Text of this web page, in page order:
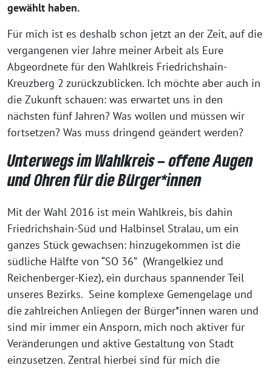
gewählt haben.
Für mich ist es deshalb schon jetzt an der Zeit, auf die
vergangenen vier Jahre meiner Arbeit als Eure
Abgeordnete für den Wahlkreis Friedrichshain-
Kreuzberg 2 zurückzublicken. Ich möchte aber auch in
die Zukunft schauen: was erwartet uns in den
nächsten fünf Jahren? Was wollen und müssen wir
fortsetzen? Was muss dringend geändert werden?
Unterwegs im Wahlkreis – offene Augen
und Ohren für die Bürger*innen
Mit der Wahl 2016 ist mein Wahlkreis, bis dahin
Friedrichshain-Süd und Halbinsel Stralau, um ein
ganzes Stück gewachsen: hinzugekommen ist die
südliche Hälfte von “SO 36” (Wrangelkiez und
Reichenberger-Kiez), ein durchaus spannender Teil
unseres Bezirks. Seine komplexe Gemengelage und
die zahlreichen Anliegen der Bürger*innen waren und
sind mir immer ein Ansporn, mich noch aktiver für
Veränderungen und aktive Gestaltung von Stadt
einzusetzen. Zentral hierbei sind für mich die